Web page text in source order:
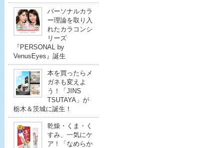
パーソナルカラ
ー理論を取り入
れたカラコンシ
リーズ
『PERSONAL by
VenusEyes』誕生
本を買ったらメ
ガネも変えよ
う！「JINS
TSUTAYA」が
栃木＆茨城に誕生！
乾燥・くま・く
すみ、一気にケ
ア！「なめらか